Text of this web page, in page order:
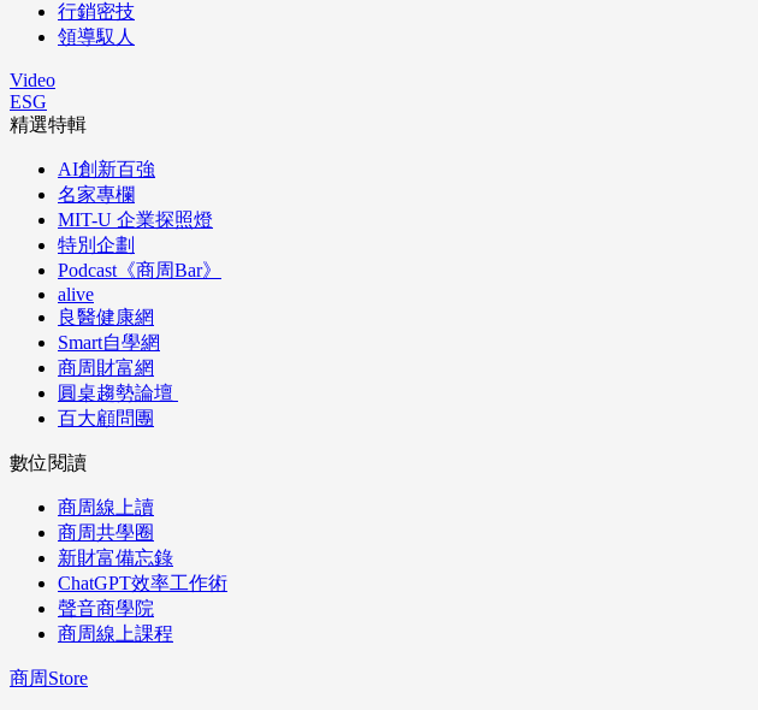
行銷密技
領導馭人
Video
ESG
精選特輯
AI創新百強
名家專欄
MIT-U 企業探照燈
特別企劃
Podcast《商周Bar》
alive
良醫健康網
Smart自學網
商周財富網
圓桌趨勢論壇
百大顧問團
數位閱讀
商周線上讀
商周共學圈
新財富備忘錄
ChatGPT效率工作術
聲音商學院
商周線上課程
商周Store